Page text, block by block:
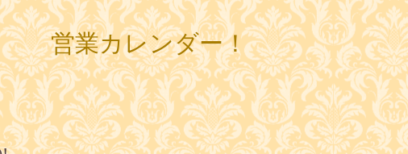
営業カレンダー！